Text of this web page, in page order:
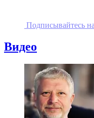
Подписывайтесь
Видео